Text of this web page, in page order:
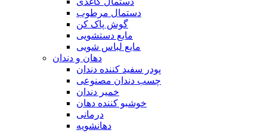
دستمال مرطوب
گوش پاک کن
مایع دستشویی
مایع لباس شویی
دهان و دندان
پودر سفید کننده دندان
چسب دندان مصنوعی
خمیر دندان
خوشبو کننده دهان
درمانی
دهانشویه